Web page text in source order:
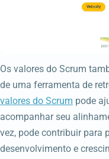
Os valores do Scrum
de uma ferramenta de
valores do Scrum pode
acompanhar seu
vez, pode contribuir para
desenvolvimento e